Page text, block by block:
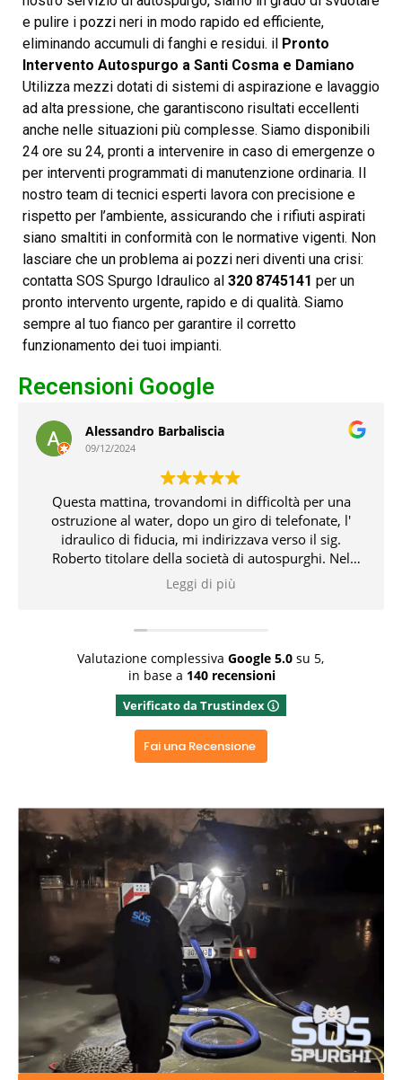
e pulire i pozzi neri in modo rapido ed efficiente,
eliminando accumuli di fanghi e residui. il Pronto
Intervento Autospurgo a Santi Cosma e Damiano
Utilizza mezzi dotati di sistemi di aspirazione e lavaggio
ad alta pressione, che garantiscono risultati eccellenti
anche nelle situazioni più complesse. Siamo disponibili
24 ore su 24, pronti a intervenire in caso di emergenze o
per interventi programmati di manutenzione ordinaria. Il
nostro team di tecnici esperti lavora con precisione e
rispetto per l’ambiente, assicurando che i rifiuti aspirati
siano smaltiti in conformità con le normative vigenti. Non
lasciare che un problema ai pozzi neri diventi una crisi:
contatta SOS Spurgo Idraulico al 320 8745141 per un
pronto intervento urgente, rapido e di qualità. Siamo
sempre al tuo fianco per garantire il corretto
funzionamento dei tuoi impianti.
Recensioni Google
Alessandro Barbaliscia
09/12/2024
Questa mattina, trovandomi in difficoltà per una
ostruzione al water, dopo un giro di telefonate, l'
idraulico di fiducia, mi indirizzava verso il sig.
Roberto titolare della società di autospurghi. Nel
pomeriggio, il suddetto, unitamente all' idraulico,
risolvevano l' inconveniente che non pochi problemi
conoscenza delle problematiche e delle relative
soluzioni. Bravissimi entrambi 👏👏👏👍
Grazie x aver dedicato del tempo x una recensione
positiva, grazie ancora
Leggi di più
Valutazione complessiva Google 5.0su 5,
in base a 140 recensioni
Verificato da Trustindex
Fai una Recensione